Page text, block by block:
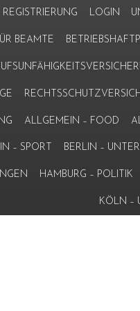
REGISTRIERUNG LOGIN
BEAMTE
ALLGEMEIN – FOOD
– SPORT BERLIN –
HAMBURG – POLITIK
KÖLN –